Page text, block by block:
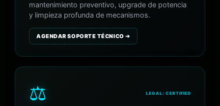
mantenimiento preventivo, upgrade de potencia
y limpieza profunda de mecanismos.
AGENDAR SOPORTE TÉCNICO ➔
⚖️ LEGAL: CERTIFIED